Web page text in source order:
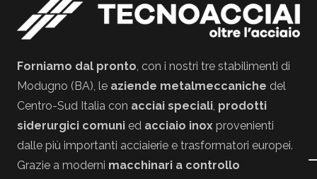
Forniamo dal pronto, con i nostri tre stabilimenti di
Modugno (BA), le aziende metalmeccaniche del
Centro-Sud Italia con acciai speciali, prodotti
siderurgici comuni ed acciaio inox provenienti
dalle più importanti acciaierie e trasformatori europei.
Grazie a moderni macchinari a controllo